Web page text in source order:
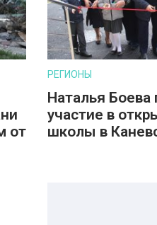
от
РЕГИОНЫ
Наталья Боева
участие в
школы в